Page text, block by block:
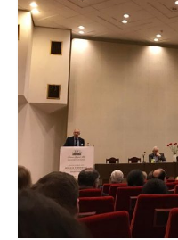
Научные
О журнале